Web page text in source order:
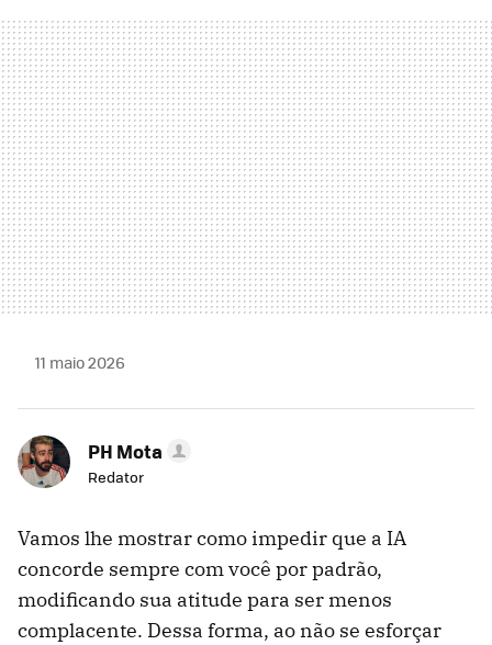
MAIL
11 maio 2026
PH Mota
Redator
Vamos lhe mostrar como impedir que a IA
concorde sempre com você por padrão,
modificando sua atitude para ser menos
complacente. Dessa forma, ao não se esforçar